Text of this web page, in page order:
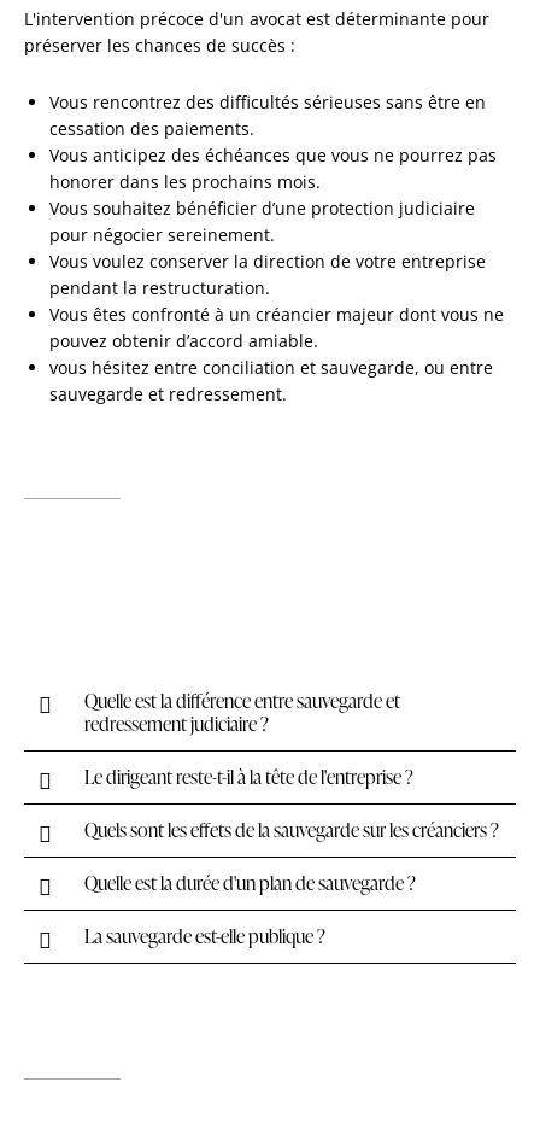
L'intervention précoce d'un avocat est déterminante pour
préserver les chances de succès :
Vous rencontrez des difficultés sérieuses sans être en
cessation des paiements.
Vous anticipez des échéances que vous ne pourrez pas
honorer dans les prochains mois.
Vous souhaitez bénéficier d’une protection judiciaire
pour négocier sereinement.
Vous voulez conserver la direction de votre entreprise
pendant la restructuration.
Vous êtes confronté à un créancier majeur dont vous ne
pouvez obtenir d’accord amiable.
vous hésitez entre conciliation et sauvegarde, ou entre
sauvegarde et redressement.
Quelle est la différence entre sauvegarde et
redressement judiciaire ?
Le dirigeant reste-t-il à la tête de l'entreprise ?
Quels sont les effets de la sauvegarde sur les créanciers ?
Quelle est la durée d'un plan de sauvegarde ?
La sauvegarde est-elle publique ?